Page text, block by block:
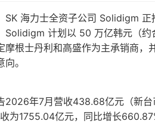
SK 海力士全资子公司 Solidigm
Solidigm 计划以 50 万亿韩元（
摩根士丹利和高盛作为主承销商
。
2026年7月营收438.68亿元（新
为1755.04亿元，同比增长